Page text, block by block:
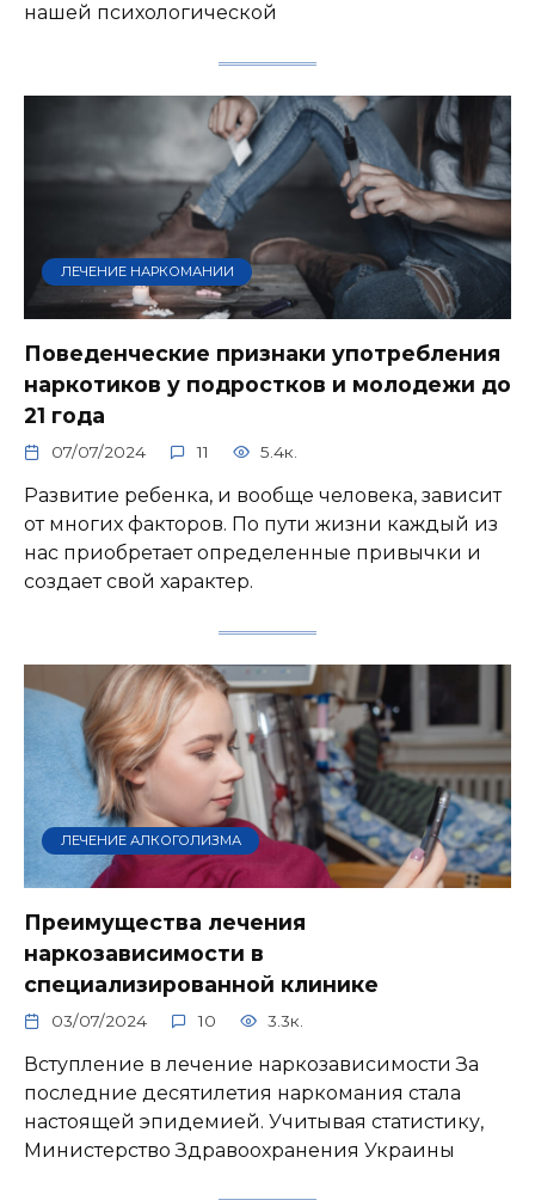
нашей психологической
ЛЕЧЕНИЕ НАРКОМАНИИ
Поведенческие признаки употребления
наркотиков у подростков и молодежи до
21 года
07/07/2024 11 5.4к.
Развитие ребенка, и вообще человека, зависит
от многих факторов. По пути жизни каждый из
нас приобретает определенные привычки и
создает свой характер.
ЛЕЧЕНИЕ АЛКОГОЛИЗМА
Преимущества лечения
наркозависимости в
специализированной клинике
03/07/2024 10 3.3к.
Вступление в лечение наркозависимости За
последние десятилетия наркомания стала
настоящей эпидемией. Учитывая статистику,
Министерство Здравоохранения Украины